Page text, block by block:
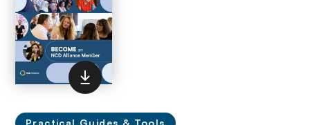
Practical Guides & Tools